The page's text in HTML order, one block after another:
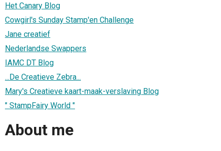
Het Canary Blog
Cowgirl's Sunday Stamp'en Challenge
Jane creatief
Nederlandse Swappers
IAMC DT Blog
...De Creatieve Zebra...
Mary's Creatieve kaart-maak-verslaving Blog
" StampFairy World "
About me